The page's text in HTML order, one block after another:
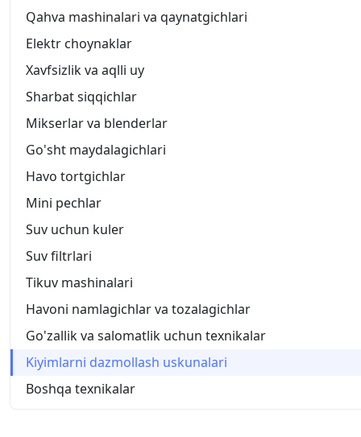
Qahva mashinalari va qaynatgichlari
Elektr choynaklar
Xavfsizlik va aqlli uy
Sharbat siqqichlar
Mikserlar va blenderlar
Go'sht maydalagichlari
Havo tortgichlar
Mini pechlar
Suv uchun kuler
Suv filtrlari
Tikuv mashinalari
Havoni namlagichlar va tozalagichlar
Go'zallik va salomatlik uchun texnikalar
Kiyimlarni dazmollash uskunalari
Boshqa texnikalar